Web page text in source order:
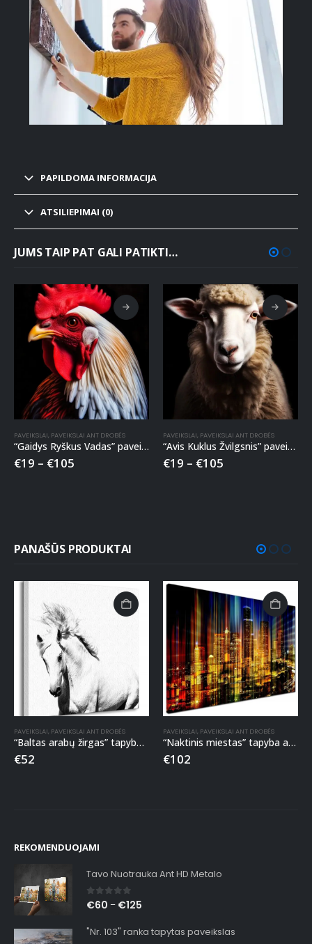
PAPILDOMA INFORMACIJA
ATSILIEPIMAI (0)
JUMS TAIP PAT GALI PATIKTI…
PAVEIKSLAI, PAVEIKSLAI ANT DROBĖS
“Gaidys Ryškus Vadas” paveikslas ant drobės
€19 – €105
PAVEIKSLAI, PAVEIKSLAI ANT DROBĖS
“Avis Kuklus Žvilgsnis” paveikslas ant drobės
€19 – €105
PANAŠŪS PRODUKTAI
PAVEIKSLAI, PAVEIKSLAI ANT DROBĖS
“Baltas arabų žirgas” tapyba ant drobės
€52
PAVEIKSLAI, PAVEIKSLAI ANT DROBĖS
“Naktinis miestas” tapyba ant drobės
€102
REKOMENDUOJAMI
Tavo Nuotrauka Ant HD Metalo
0out of 5
€60 – €125
"Nr. 103" ranka tapytas paveikslas